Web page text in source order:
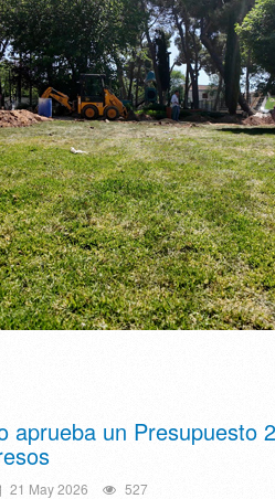
aprueba un Presupuesto
21 May 2026 527